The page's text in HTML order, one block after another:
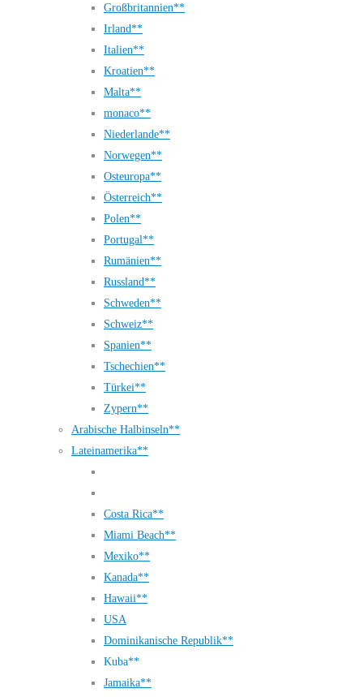
Großbritannien**
Irland**
Italien**
Kroatien**
Malta**
monaco**
Niederlande**
Norwegen**
Osteuropa**
Österreich**
Polen**
Portugal**
Rumänien**
Russland**
Schweden**
Schweiz**
Spanien**
Tschechien**
Türkei**
Zypern**
Arabische Halbinseln**
Lateinamerika**
Costa Rica**
Miami Beach**
Mexiko**
Kanada**
Hawaii**
USA
Dominikanische Republik**
Kuba**
Jamaika**